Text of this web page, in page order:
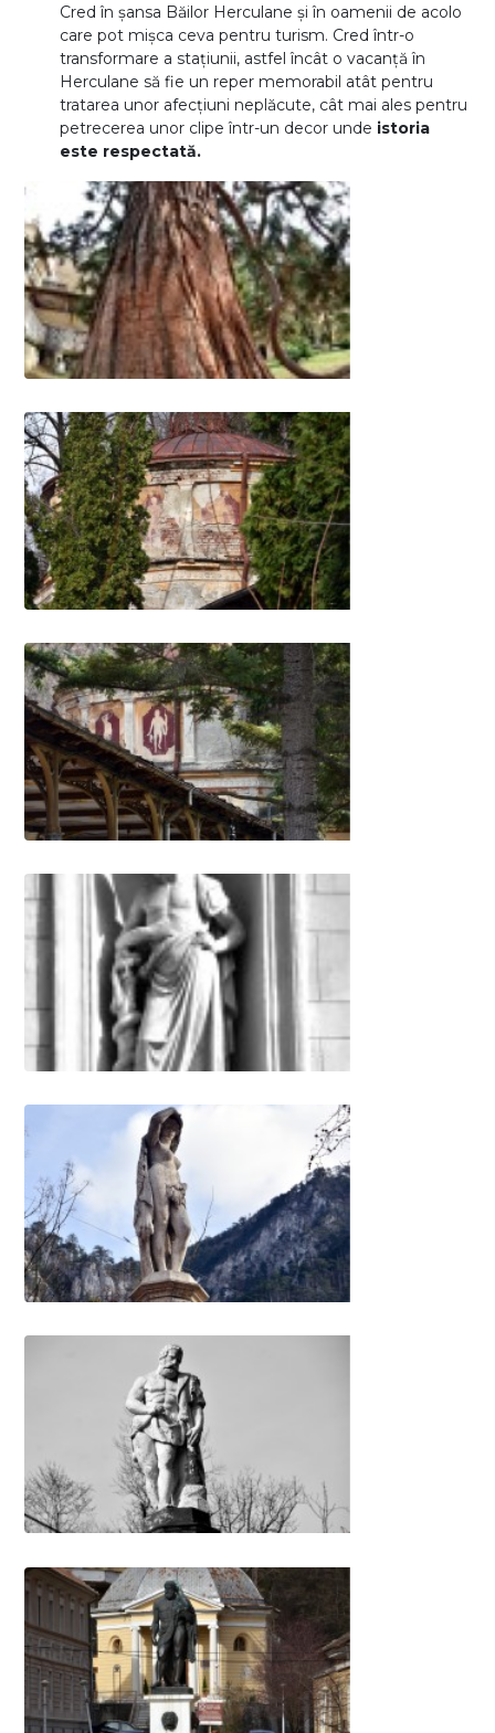
Cred în șansa Băilor Herculane și în oamenii de acolo
care pot mișca ceva pentru turism. Cred într-o
transformare a stațiunii, astfel încât o vacanță în
Herculane să fie un reper memorabil atât pentru
tratarea unor afecțiuni neplăcute, cât mai ales pentru
petrecerea unor clipe într-un decor unde istoria
este respectată.